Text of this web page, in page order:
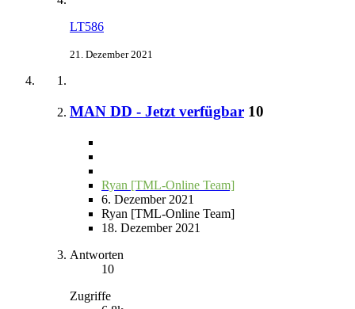
LT586
21. Dezember 2021
MAN DD - Jetzt verfügbar 10
Ryan [TML-Online Team]
6. Dezember 2021
Ryan [TML-Online Team]
18. Dezember 2021
Antworten
10
Zugriffe